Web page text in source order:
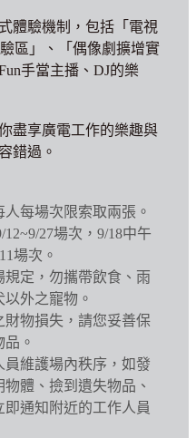
體驗機制，包括「電視
區」、「偶像劇擴增實
手當主播、DJ的樂
盡享廣電工作的樂趣與
錯過。
每場次限索取兩張。
27場次，9/18中午
場次。
定，勿攜帶飲食、雨
外之寵物。
財物損失，請您妥善保
。
維護場內秩序，如發
體、撿到遺失物品、
通知附近的工作人員